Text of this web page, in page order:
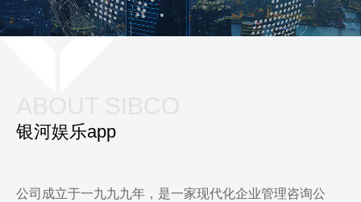
银河娱乐app
公司成立于一九九九年，是一家现代化企业管理咨询公